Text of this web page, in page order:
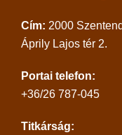
Cím: 2000
Áprily Lajos tér 2.
Portai telefon:
+36/26 787-045
Titkárság: